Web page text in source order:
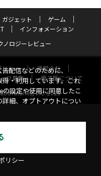
ガジェット
ゲーム
インフォメーション
ノロジーレビュー
リシー
運営会社
フ募集
電子版について
Inc. 2026
配信などのために、
・利用しています。これ
設定や使用に同意したこ
細、オプトアウトについ
リシー